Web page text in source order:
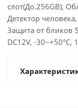
слот(До.256GB),
Детектор
Защита от бликов
DC12V, -